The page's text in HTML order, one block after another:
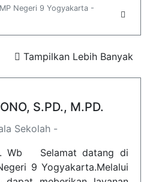
Negeri 9 Yogyakarta -
Tampilkan Lebih Banyak
S.PD., M.PD.
Sekolah -
Wb Selamat datang di
9 Yogyakarta.Melalui